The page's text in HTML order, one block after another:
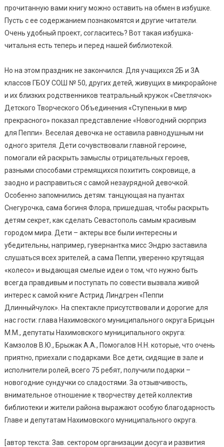
прочитанную вами книгу можно оставить на обмен в избушке.
Пусть с ее содержанием познакомятся и другие читатели.
Очень удобный проект, согласитесь? Вот такая избушка-
читальня есть теперь и перед нашей библиотекой.
Но на этом праздник не закончился. Для учащихся 2Б и 3А
классов ГБОУ СОШ № 50, других детей, живущих в микрорайоне
и их близких родственников театральный кружок «Светлячок»
Детского Творческого Объединения «Ступеньки в мир
прекрасного» показал представление «Новогодний сюрприз
для Пеппи». Веселая девочка не оставила равнодушным ни
одного зрителя. Дети сочувствовали главной героине,
помогали ей раскрыть замыслы отрицательных героев,
разными способами стремящихся похитить сокровище, а
заодно и расправиться с самой незаурядной девочкой.
Особенно запомнились детям: танцующая на пуантах
Снегурочка, сама богиня Флора, пришедшая, чтобы раскрыть
детям секрет, как сделать Севастополь самым красивым
городом мира. Дети – актеры все были интересны и
убедительны, например, гувернантка мисс Эндрю заставила
слушаться всех зрителей, а сама Пеппи, уверенно крутящая
«колесо» и выдающая смелые идеи о том, что нужно быть
всегда правдивым и поступать по совести вызвала живой
интерес к самой книге Астрид Линдгрен «Пеппи
Длинныйчулок». На спектакле присутствовали и дорогие для
нас гости: глава Нахимовского муниципального округа Брицын
М.М., депутаты Нахимовского муниципального округа:
Камзолов В.Ю., Брыжак А.А., Помогалов Н.Н. которые, что очень
приятно, приехали с подарками. Все дети, сидящие в зале и
исполнители ролей, всего 75 ребят, получили подарки –
новогодние сундучки со сладостями. За отзывчивость,
внимательное отношение к творчеству детей коллектив
библиотеки и жители района выражают особую благодарность
Главе и депутатам Нахимовского муниципального округа.
[автор текста: Зав. сектором организации досуга и развития